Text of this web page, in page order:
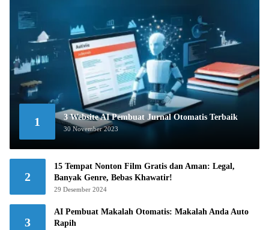
1 3 Website AI Pembuat Jurnal Otomatis Terbaik
30 November 2023
2
15 Tempat Nonton Film Gratis dan Aman: Legal,
Banyak Genre, Bebas Khawatir!
29 Desember 2024
3
AI Pembuat Makalah Otomatis: Makalah Anda Auto
Rapih